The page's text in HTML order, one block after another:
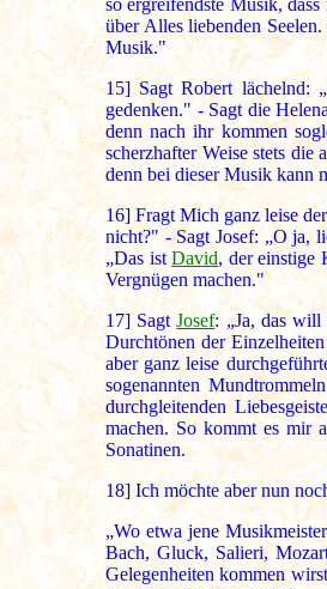
so ergreifendste Musik,
über Alles liebenden
Musik."
15] Sagt Robert lächelnd:
gedenken." - Sagt die
denn nach ihr kommen
scherzhafter Weise stets die
denn bei dieser Musik kann
16]Fragt Mich ganz leise
nicht?" - Sagt Josef: „O ja,
„Das istDavid, der einstige
Vergnügen machen."
17] SagtJosef: „Ja, das will
Durchtönen der
aber ganz leise
sogenannten
durchgleitenden
machen. So kommt es mir
Sonatinen.
18]Ich möchte aber nun
„Wo etwa jene
Bach, Gluck, Salieri,
Gelegenheiten kommen